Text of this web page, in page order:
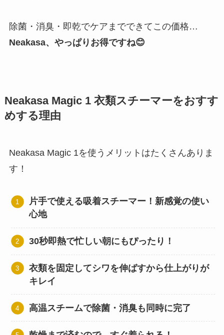
除菌・消臭・即乾でケアまでできてこの価格…
Neakasa、やっぱりお得ですね😊
Neakasa Magic 1 衣類スチーマーをおすす
めする理由
Neakasa Magic 1を使うメリットはたくさんありま
す！
片手で使える吸着スチーマー！新感覚の使い
心地
30秒即熱で忙しい朝にもぴったり！
衣類を固定してシワを伸ばすから仕上がりが
キレイ
高温スチームで除菌・消臭も同時に完了